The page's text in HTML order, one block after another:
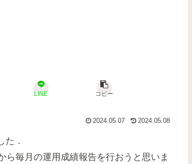
LINE コピー
2024.05.07 2024.05.08
．
毎月の運用成績報告を行おうと思いま